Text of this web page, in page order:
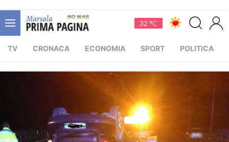
32 °C
TV CRONACA ECONOMIA SPORT POLITICA